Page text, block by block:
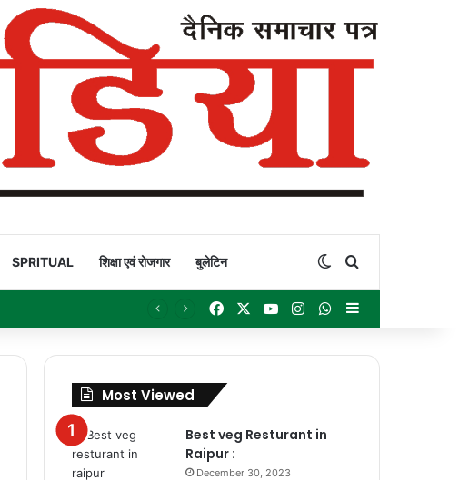
SPRITUAL शिक्षा एवं रोजगार बुलेटिन Switch skin
Facebook YouTubeInstagramWhatsApp
Most Viewed
Best veg Resturant in
Raipur :
December 30, 2023